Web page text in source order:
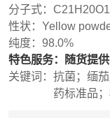
分子式：
性状：Yellow
纯度：98.0%
特色服务：
随货提
关键词：抗菌；缅
药标准品